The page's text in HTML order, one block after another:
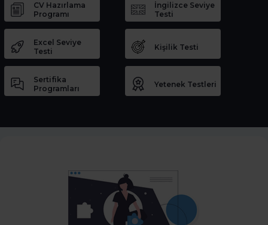
CV Hazırlama
Programı
İngilizce Seviye
Testi
Excel Seviye
Testi
Kişilik Testi
Sertifika
Programları
Yetenek Testleri